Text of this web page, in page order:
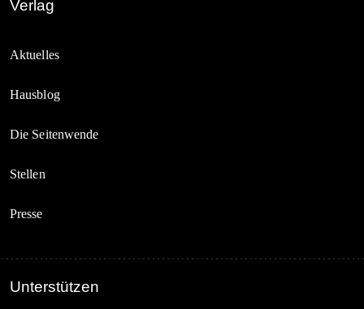
Verlag
Aktuelles
Hausblog
Die Seitenwende
Stellen
Presse
Unterstützen